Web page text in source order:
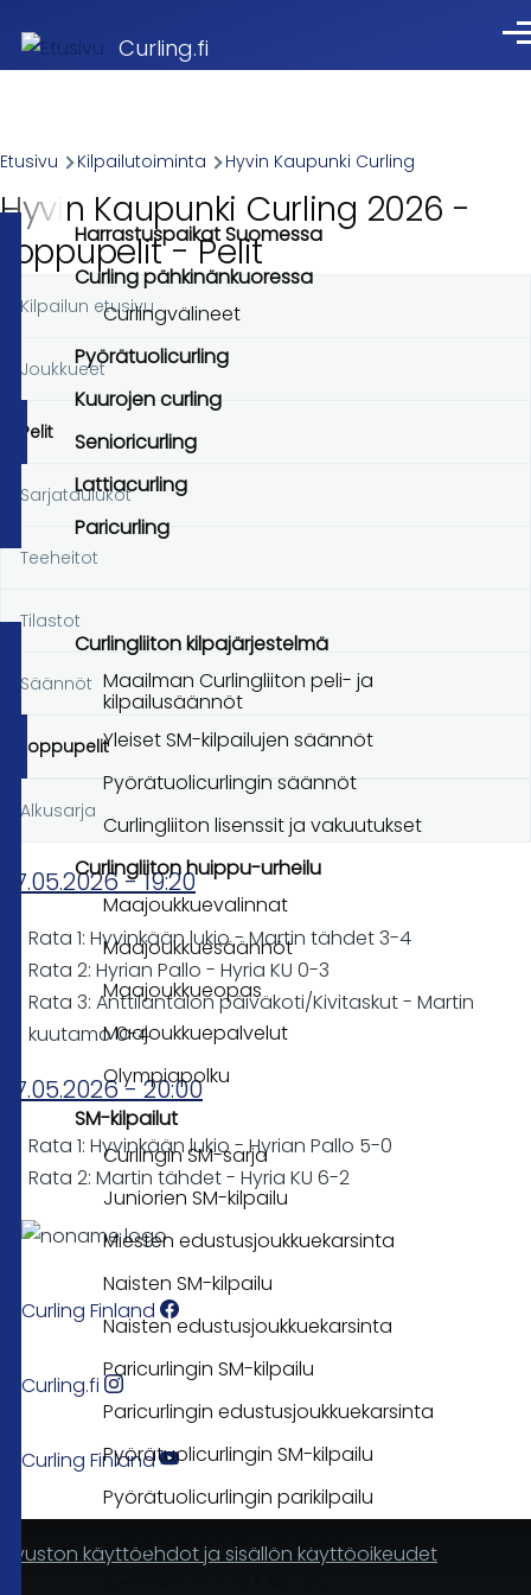
Curling.fi
Harrastuspaikat Suomessa
Curling pähkinänkuoressa
Curlingvälineet
Pyörätuolicurling
Kuurojen curling
Senioricurling
Lattiacurling
Paricurling
Curlingliiton kilpajärjestelmä
Maailman Curlingliiton peli- ja
kilpailusäännöt
Yleiset SM-kilpailujen säännöt
Pyörätuolicurlingin säännöt
Curlingliiton lisenssit ja vakuutukset
Curlingliiton huippu-urheilu
Maajoukkuevalinnat
Maajoukkuesäännöt
Maajoukkueopas
Maajoukkuepalvelut
Olympiapolku
SM-kilpailut
Curlingin SM-sarja
Juniorien SM-kilpailu
Miesten edustusjoukkuekarsinta
Naisten SM-kilpailu
Naisten edustusjoukkuekarsinta
Paricurlingin SM-kilpailu
Paricurlingin edustusjoukkuekarsinta
Pyörätuolicurlingin SM-kilpailu
Pyörätuolicurlingin parikilpailu
Breadcrumb
Etusivu Kilpailutoiminta Hyvin Kaupunki Curling
Hyvin Kaupunki Curling 2026 -
Loppupelit - Pelit
Ensisijaiset
välilehdet
Kilpailun etusivu
Joukkueet
Pelit
Sarjataulukot
Teeheitot
Tilastot
Säännöt
Loppupelit
Alkusarja
07.05.2026 - 19:20
Rata 1: Hyvinkään lukio - Martin tähdet 3-4
Rata 2: Hyrian Pallo - Hyria KU 0-3
Rata 3: Anttilantalon päiväkoti/Kivitaskut - Martin
kuutamo 0-4
07.05.2026 - 20:00
Rata 1: Hyvinkään lukio - Hyrian Pallo 5-0
Rata 2: Martin tähdet - Hyria KU 6-2
Curling Finland
Curling.fi
Curling Finland
Sivuston käyttöehdot ja sisällön käyttöoikeudet